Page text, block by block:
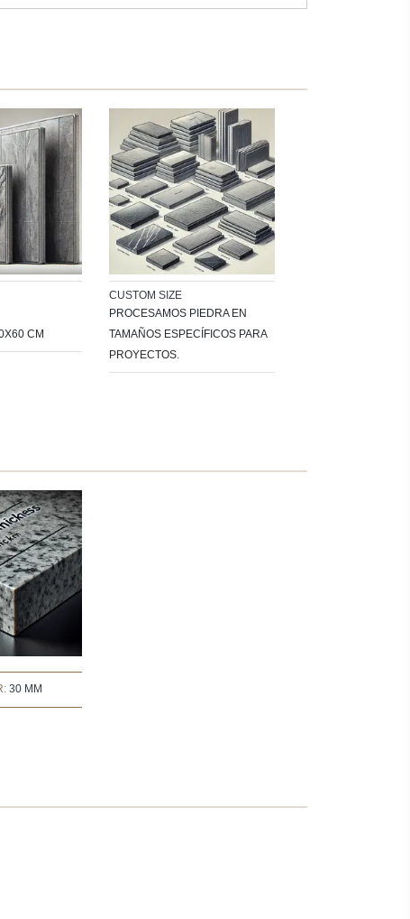
CM
CUSTOM SIZE
PROCESAMOS PIEDRA EN
TAMAÑOS ESPECÍFICOS PARA
PROYECTOS.
30 MM